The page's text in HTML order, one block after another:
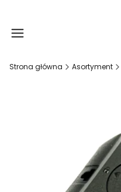
Strona główna Asortyment